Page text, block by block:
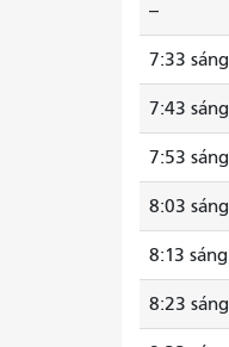
--
7:33 sáng
7:43 sáng
7:53 sáng
8:03 sáng
8:13 sáng
8:23 sáng